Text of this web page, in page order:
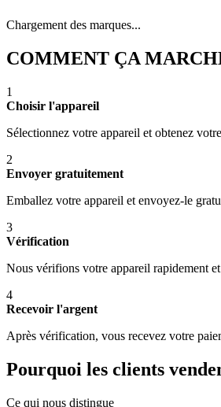
Chargement des marques...
COMMENT ÇA
1
Choisir l'appareil
Sélectionnez votre appareil et obtenez
2
Envoyer gratuitement
Emballez votre appareil et envoyez-le
3
Vérification
Nous vérifions votre appareil rapidement
4
Recevoir l'argent
Après vérification, vous recevez votre
Pourquoi les clients
Ce qui nous distingue